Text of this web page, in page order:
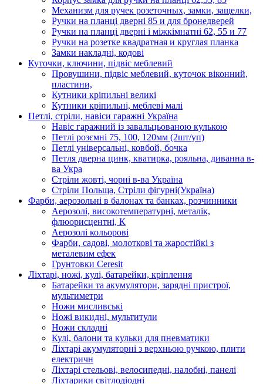
Механизм для ручек розеточных, замки, защелки,
Ручки на планці дверні 85 и для бронедверей
Ручки на планці дверні і міжкімнатні 62, 55 и 77
Ручки на розетке квадратная и круглая планка
Замки накладні, кодові
Куточки, ключини, підвіс меблевий
Провушини, підвіс меблевий, куточок віконний,
пластини,
Кутники кріпильні великі
Кутники кріпильні, меблеві малі
Петлі, стріли, навіси гаражні Україна
Навіс гаражний із завальцьованою кулькою
Петлі розємні 75, 100, 120мм (2шт/уп)
Петлі універсальні, ковбой, бочка
Петля дверна цинк, кватирка, рояльна, диванна в-
ва Укра
Стріли жовті, чорні в-ва Україна
Стріли Польща, Стріли фігурні(Україна)
Фарби, аерозольні в балонах та банках, розчинники
Аерозолі, високотемпературні, металік,
флюорисцентні, К
Аерозолі кольорові
Фарби, садові, молоткові та жаростійкі з
металевим ефек
Грунтовки Ceresit
Ліхтарі, ножі, кулі, батарейки, кріплення
Батарейки та акумулятори, зарядні пристрої,
мультиметри
Ножи мисливські
Ножі викидні, мультитули
Ножи складні
Кулі, балони та кульки для пневматики
Ліхтарі акумуляторні з верхньою ручкою, плити
електричн
Ліхтарі стельові, велосипедні, налобні, панелі
Ліхтарики світлодіодні